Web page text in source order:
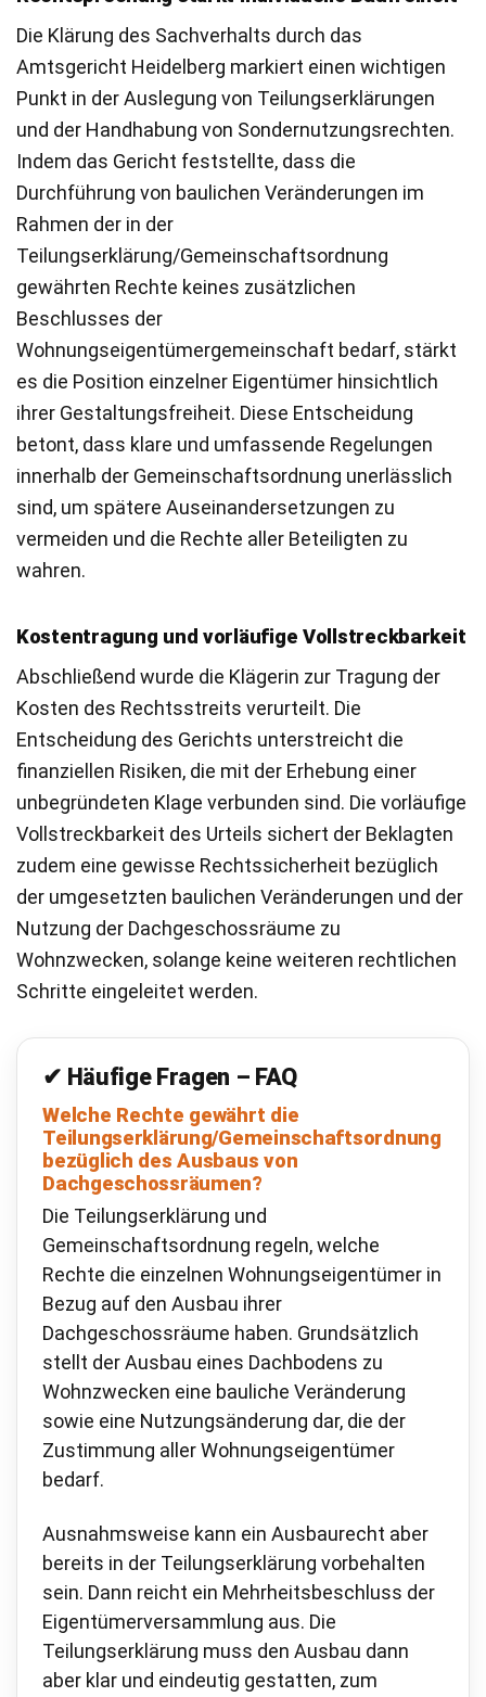
Die Klärung des Sachverhalts durch das
Amtsgericht Heidelberg markiert einen wichtigen
Punkt in der Auslegung von Teilungserklärungen
und der Handhabung von Sondernutzungsrechten.
Indem das Gericht feststellte, dass die
Durchführung von baulichen Veränderungen im
Rahmen der in der
Teilungserklärung/Gemeinschaftsordnung
gewährten Rechte keines zusätzlichen
Beschlusses der
Wohnungseigentümergemeinschaft bedarf, stärkt
es die Position einzelner Eigentümer hinsichtlich
ihrer Gestaltungsfreiheit. Diese Entscheidung
betont, dass klare und umfassende Regelungen
innerhalb der Gemeinschaftsordnung unerlässlich
sind, um spätere Auseinandersetzungen zu
vermeiden und die Rechte aller Beteiligten zu
wahren.
Kostentragung und vorläufige Vollstreckbarkeit
Abschließend wurde die Klägerin zur Tragung der
Kosten des Rechtsstreits verurteilt. Die
Entscheidung des Gerichts unterstreicht die
finanziellen Risiken, die mit der Erhebung einer
unbegründeten Klage verbunden sind. Die vorläufige
Vollstreckbarkeit des Urteils sichert der Beklagten
zudem eine gewisse Rechtssicherheit bezüglich
der umgesetzten baulichen Veränderungen und der
Nutzung der Dachgeschossräume zu
Wohnzwecken, solange keine weiteren rechtlichen
Schritte eingeleitet werden.
✔ Häufige Fragen – FAQ
Welche Rechte gewährt die
Teilungserklärung/Gemeinschaftsordnung
bezüglich des Ausbaus von
Dachgeschossräumen?
Die Teilungserklärung und
Gemeinschaftsordnung regeln, welche
Rechte die einzelnen Wohnungseigentümer in
Bezug auf den Ausbau ihrer
Dachgeschossräume haben. Grundsätzlich
stellt der Ausbau eines Dachbodens zu
Wohnzwecken eine bauliche Veränderung
sowie eine Nutzungsänderung dar, die der
Zustimmung aller Wohnungseigentümer
bedarf.
Ausnahmsweise kann ein Ausbaurecht aber
bereits in der Teilungserklärung vorbehalten
sein. Dann reicht ein Mehrheitsbeschluss der
Eigentümerversammlung aus. Die
Teilungserklärung muss den Ausbau dann
aber klar und eindeutig gestatten, zum